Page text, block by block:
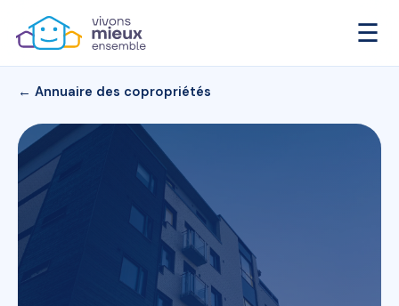
☰
← Annuaire des copropriétés